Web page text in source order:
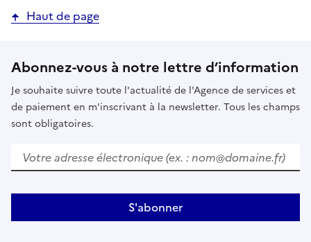
Haut de page
Abonnez-vous à notre lettre d’information
Je souhaite suivre toute l'actualité de l'Agence de services et
de paiement en m'inscrivant à la newsletter. Tous les champs
sont obligatoires.
Votre adresse électronique (ex. : nom@domaine.fr)
S'abonner